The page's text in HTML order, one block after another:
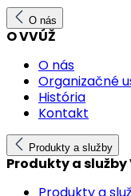
O nás
O VVÚŽ
O nás
Organizačné
História
Kontakt
Produkty a služby
Produkty a služby